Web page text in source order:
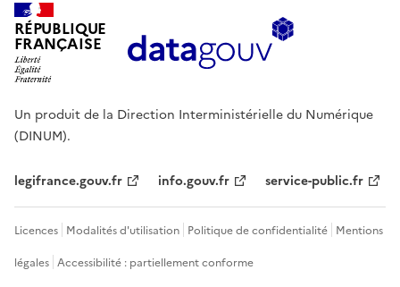
RÉPUBLIQUE
FRANÇAISE
Un produit de la Direction Interministérielle du Numérique
(DINUM).
legifrance.gouv.fr info.gouv.fr service-public.fr
Licences Modalités d'utilisation Politique de confidentialité Mentions
légales Accessibilité : partiellement conforme